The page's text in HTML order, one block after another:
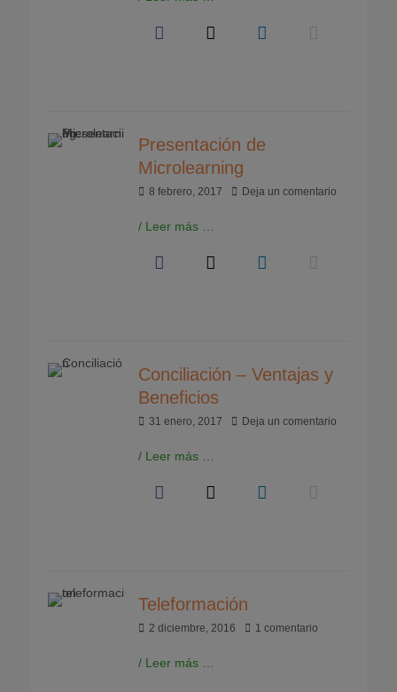
Presentación de
Microlearning
Publicado
8 febrero, 2017 Deja un comentario
/ Leer más …
Conciliación – Ventajas y
Beneficios
Publicado
31 enero, 2017 Deja un comentario
/ Leer más …
Teleformación
Publicado
2 diciembre, 2016 1 comentario
/ Leer más …